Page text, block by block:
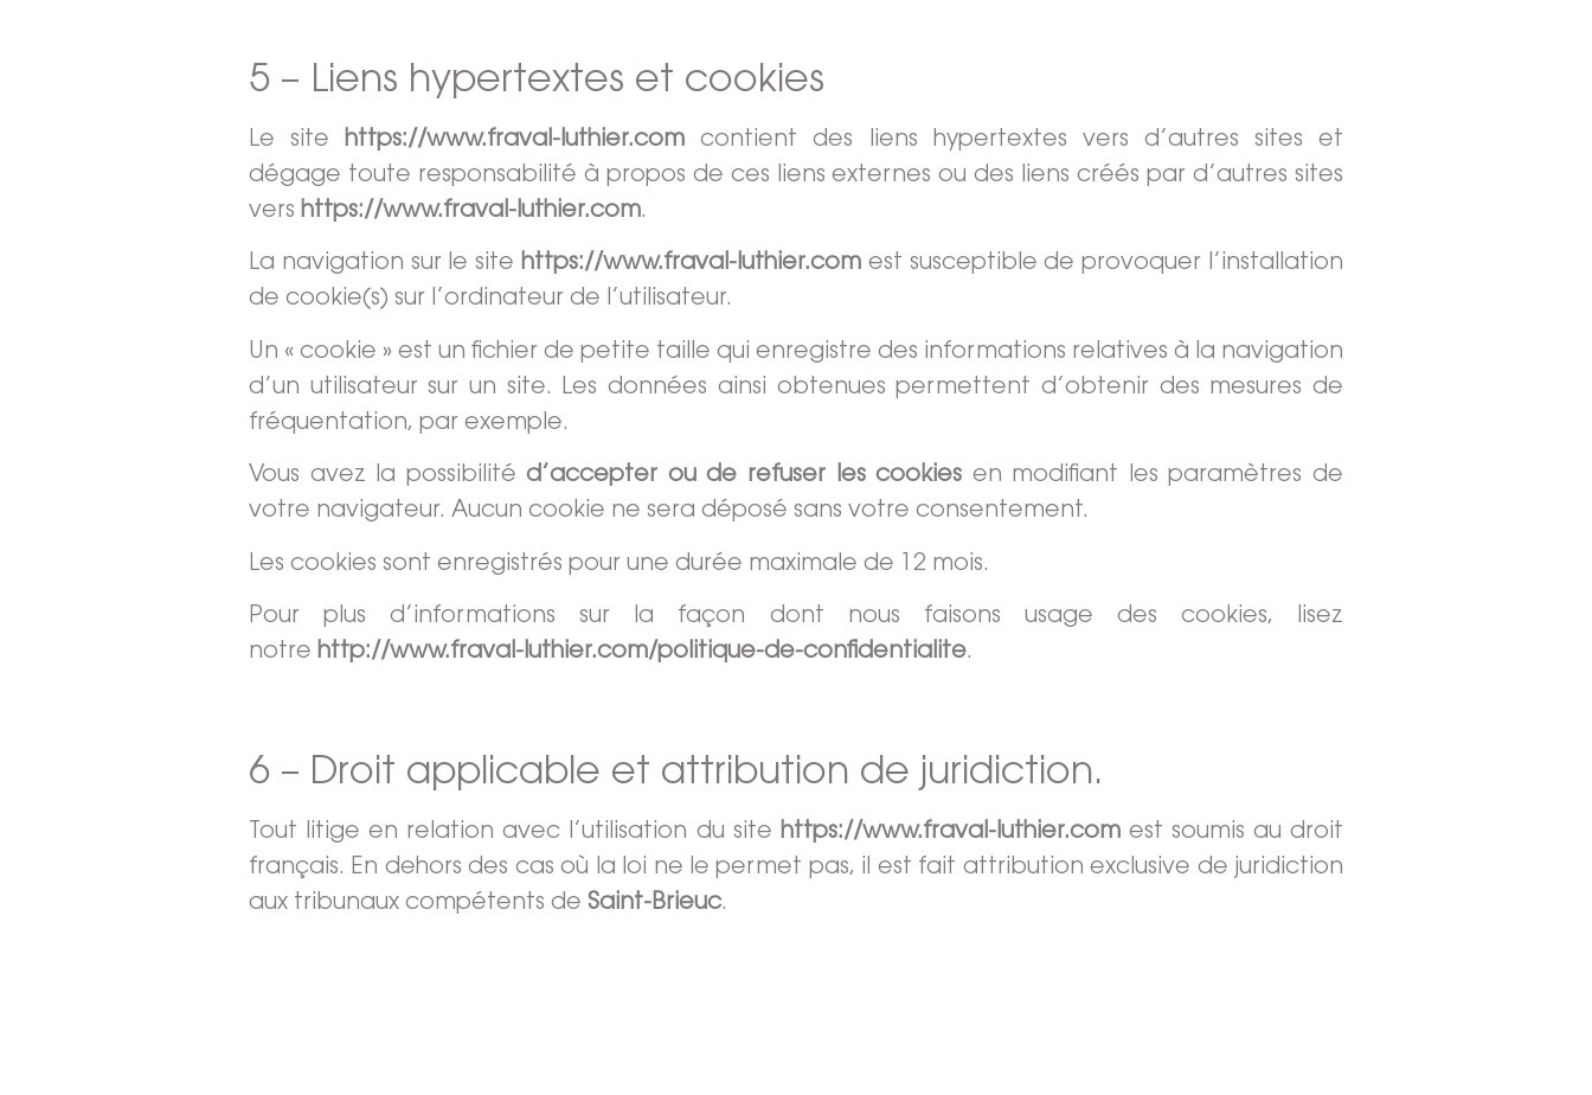
5 – Liens hypertextes et cookies
Le sitehttps://www.fraval-luthier.com contient des liens hypertextes vers d’autres sites et
dégage toute responsabilité à propos de ces liens externes ou des liens créés par d’autres sites
vers https://www.fraval-luthier.com.
La navigation sur le site https://www.fraval-luthier.com est susceptible de provoquer l’installation
de cookie(s) sur l’ordinateur de l’utilisateur.
Un « cookie » est un fichier de petite taille qui enregistre des informations relatives à la navigation
d’un utilisateur sur un site. Les données ainsi obtenues permettent d’obtenir des mesures de
fréquentation, par exemple.
Vous avez la possibilitéd’accepter ou de refuser les cookies en modifiant les paramètres de
votre navigateur. Aucun cookie ne sera déposé sans votre consentement.
Les cookies sont enregistrés pour une durée maximale de 12 mois.
Pour plus d’informations sur la façon dont nous faisons usage des cookies, lisez
notre http://www.fraval-luthier.com/politique-de-confidentialite.
6 – Droit applicable et attribution de juridiction.
Tout litige en relation avec l’utilisation du site https://www.fraval-luthier.comest soumis au droit
français. En dehors des cas où la loi ne le permet pas, il est fait attribution exclusive de juridiction
aux tribunaux compétents de Saint-Brieuc.